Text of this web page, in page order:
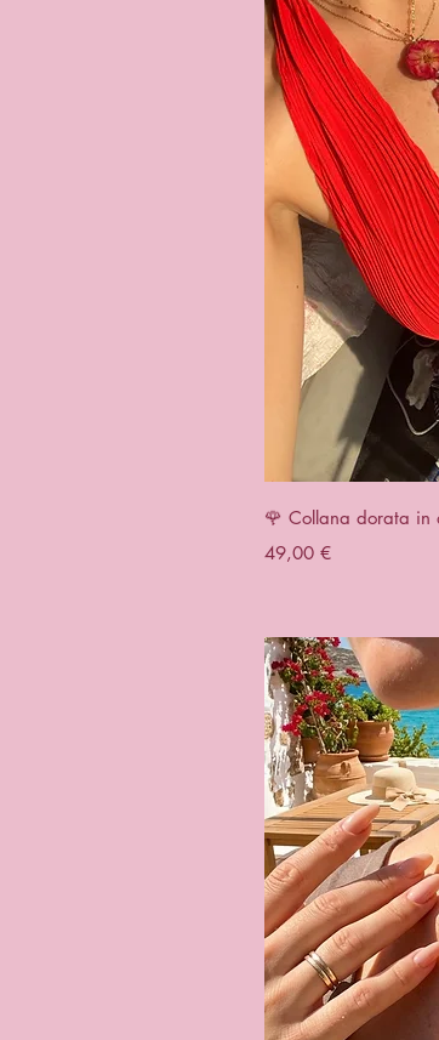
🌹 Collana dorata in
Prezzo
49,00 €